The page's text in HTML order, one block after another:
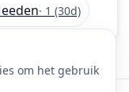
· 1 (30d)
om het gebruik